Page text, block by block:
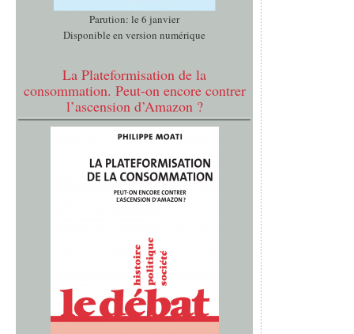
Parution: le 6 janvier
Disponible en version numérique
La Plateformisation de la
consommation. Peut-on encore contrer
l’ascension d’Amazon ?